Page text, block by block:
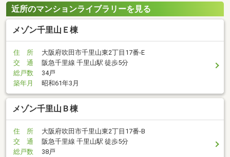
近所のマンションライブラリーを見る
メゾン千里山Ｅ棟
住 所
大阪府吹田市千里山東2丁目17番-E
交 通
阪急千里線 千里山駅 徒歩5分
総戸数
34戸
築年月
昭和61年3月
メゾン千里山Ｂ棟
住 所
大阪府吹田市千里山東2丁目17番-B
交 通
阪急千里線 千里山駅 徒歩5分
総戸数
38戸